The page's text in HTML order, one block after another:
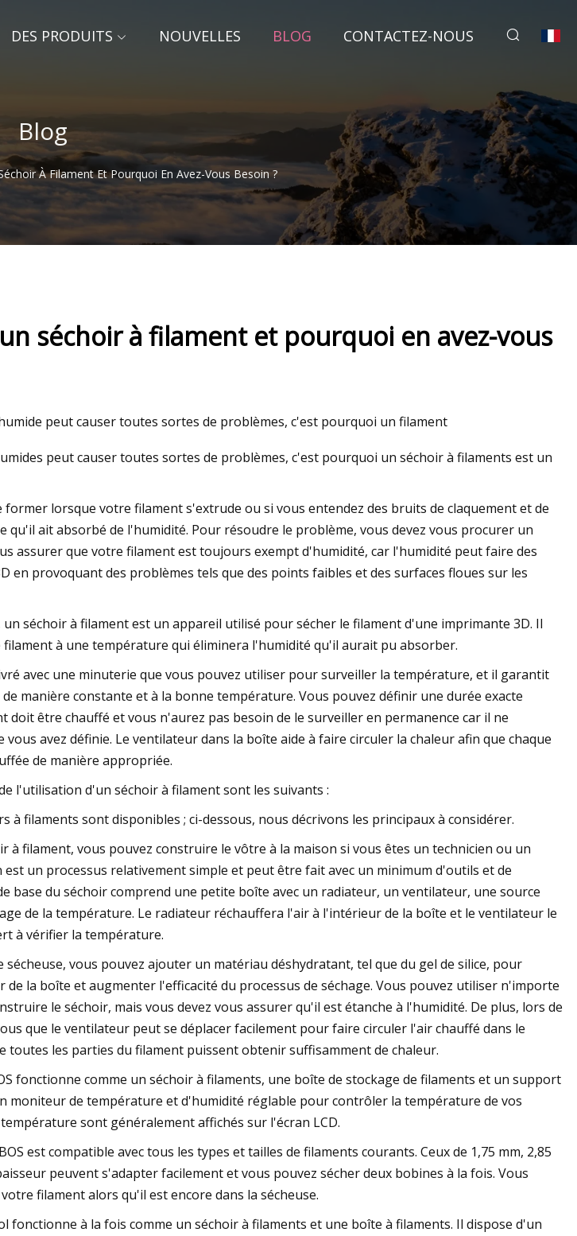
DES PRODUITS NOUVELLES BLOG CONTACTEZ-NOUS
Blog
À Filament Et Pourquoi En Avez-Vous Besoin ?
séchoir à filament et pourquoi en avez-vous
peut causer toutes sortes de problèmes, c'est pourquoi un filament
peut causer toutes sortes de problèmes, c'est pourquoi un séchoir à filaments est un
former lorsque votre filament s'extrude ou si vous entendez des bruits de claquement et de
qu'il ait absorbé de l'humidité. Pour résoudre le problème, vous devez vous procurer un
assurer que votre filament est toujours exempt d'humidité, car l'humidité peut faire des
en provoquant des problèmes tels que des points faibles et des surfaces floues sur les
séchoir à filament est un appareil utilisé pour sécher le filament d'une imprimante 3D. Il
à une température qui éliminera l'humidité qu'il aurait pu absorber.
avec une minuterie que vous pouvez utiliser pour surveiller la température, et il garantit
manière constante et à la bonne température. Vous pouvez définir une durée exacte
doit être chauffé et vous n'aurez pas besoin de le surveiller en permanence car il ne
vous avez définie. Le ventilateur dans la boîte aide à faire circuler la chaleur afin que chaque
de manière appropriée.
l'utilisation d'un séchoir à filament sont les suivants :
à filaments sont disponibles ; ci-dessous, nous décrivons les principaux à considérer.
à filament, vous pouvez construire le vôtre à la maison si vous êtes un technicien ou un
un processus relativement simple et peut être fait avec un minimum d'outils et de
base du séchoir comprend une petite boîte avec un radiateur, un ventilateur, une source
de la température. Le radiateur réchauffera l'air à l'intérieur de la boîte et le ventilateur le
à vérifier la température.
vous pouvez ajouter un matériau déshydratant, tel que du gel de silice, pour
la boîte et augmenter l'efficacité du processus de séchage. Vous pouvez utiliser n'importe
le séchoir, mais vous devez vous assurer qu'il est étanche à l'humidité. De plus, lors de
que le ventilateur peut se déplacer facilement pour faire circuler l'air chauffé dans le
toutes les parties du filament puissent obtenir suffisamment de chaleur.
fonctionne comme un séchoir à filaments, une boîte de stockage de filaments et un support
moniteur de température et d'humidité réglable pour contrôler la température de vos
sont généralement affichés sur l'écran LCD.
est compatible avec tous les types et tailles de filaments courants. Ceux de 1,75 mm, 2,85
peuvent s'adapter facilement et vous pouvez sécher deux bobines à la fois. Vous
filament alors qu'il est encore dans la sécheuse.
fonctionne à la fois comme un séchoir à filaments et une boîte à filaments. Il dispose d'un